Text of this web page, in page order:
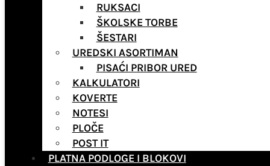
RUKSACI
ŠKOLSKE TORBE
ŠESTARI
UREDSKI ASORTIMAN
PISAĆI PRIBOR URED
KALKULATORI
KOVERTE
NOTESI
PLOČE
POST IT
PLATNA PODLOGE I BLOKOVI